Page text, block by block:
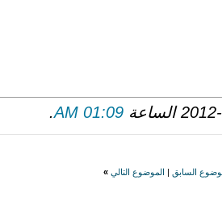
01:09 AM
.
السابق الموضوع التالي »